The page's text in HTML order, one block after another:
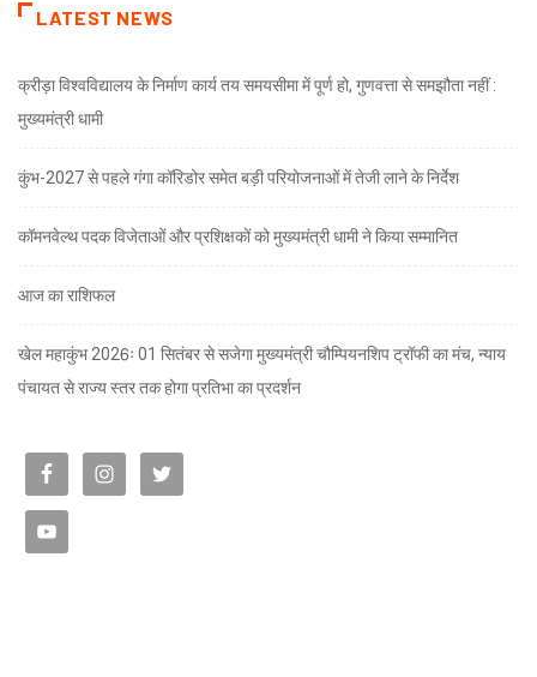
LATEST NEWS
क्रीड़ा विश्वविद्यालय के निर्माण कार्य तय समयसीमा में पूर्ण हो, गुणवत्ता से समझौता नहीं :
मुख्यमंत्री धामी
कुंभ-2027 से पहले गंगा कॉरिडोर समेत बड़ी परियोजनाओं में तेजी लाने के निर्देश
कॉमनवेल्थ पदक विजेताओं और प्रशिक्षकों को मुख्यमंत्री धामी ने किया सम्मानित
आज का राशिफल
खेल महाकुंभ 2026ः 01 सितंबर से सजेगा मुख्यमंत्री चौम्पियनशिप ट्रॉफी का मंच, न्याय
पंचायत से राज्य स्तर तक होगा प्रतिभा का प्रदर्शन